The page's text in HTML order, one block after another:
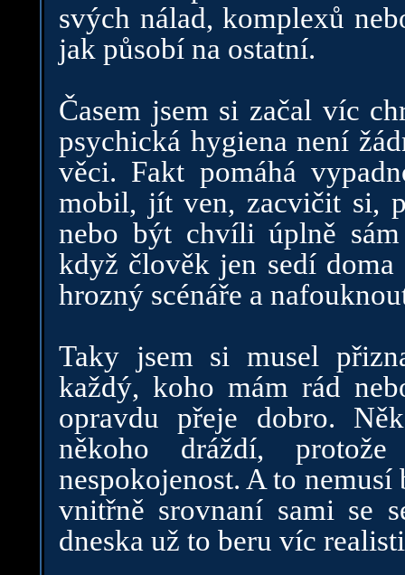
svých nálad, komplexů
jak působí na ostatní.
Časem jsem si začal víc
psychická hygiena není
věci. Fakt pomáhá
mobil, jít ven, zacvičit si,
nebo být chvíli úplně sám
když člověk jen sedí
hrozný scénáře a
Taky jsem si musel
každý, koho mám rád
opravdu přeje dobro.
někoho dráždí,
nespokojenost. A to
vnitřně srovnaní sami se
dneska už to beru víc